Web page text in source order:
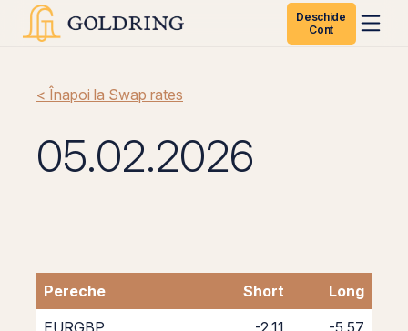
Deschide
Cont
< Înapoi la Swap rates
05.02.2026
Pereche Short
Long
EURGBP
-2.11
-5.57